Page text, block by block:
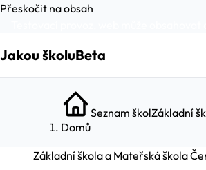
Přeskočit na obsah
Jakou školuBeta
Domů
Seznam školZákladní
Základní škola a Mateřská škola